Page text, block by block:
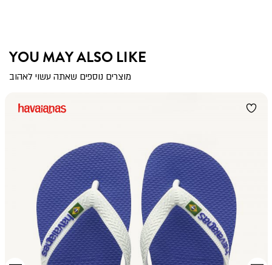
YOU MAY ALSO LIKE
מוצרים נוספים שאתה עשוי לאהוב